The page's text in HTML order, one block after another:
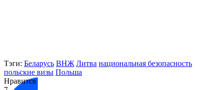
Тэги: Беларусь ВНЖ Литва национальная безопасность
польские визы Польша
Нравится